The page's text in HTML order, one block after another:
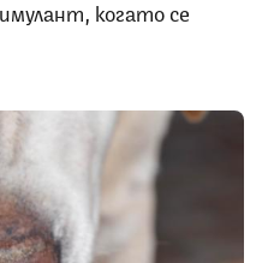
когато се